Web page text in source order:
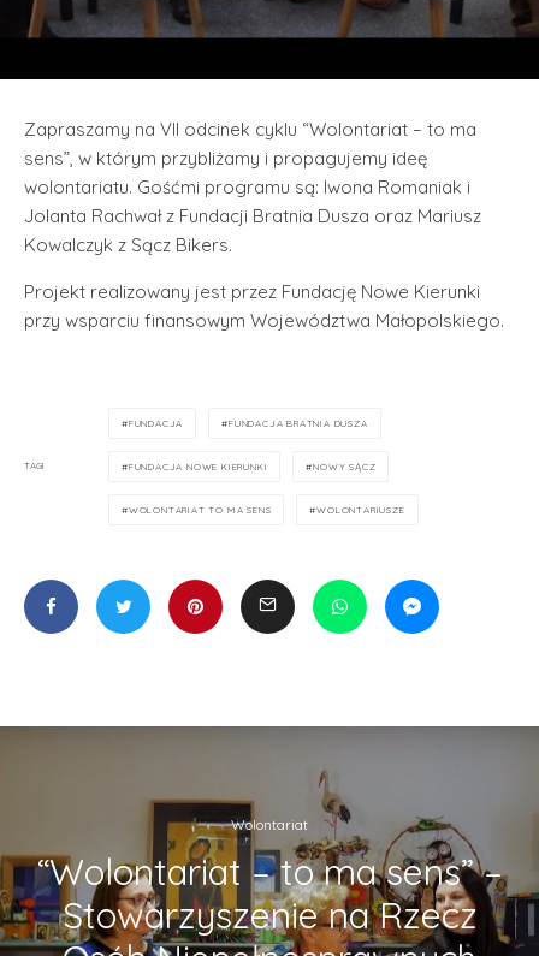
Zapraszamy na VII odcinek cyklu “Wolontariat – to ma
sens”, w którym przybliżamy i propagujemy ideę
wolontariatu. Gośćmi programu są: Iwona Romaniak i
Jolanta Rachwał z Fundacji Bratnia Dusza oraz Mariusz
Kowalczyk z Sącz Bikers.
Projekt realizowany jest przez Fundację Nowe Kierunki
przy wsparciu finansowym Województwa Małopolskiego.
TAGI
FUNDACJA FUNDACJA BRATNIA DUSZA
FUNDACJA NOWE KIERUNKI NOWY SĄCZ
WOLONTARIAT TO MA SENS WOLONTARIUSZE
Wolontariat
“Wolontariat – to ma sens” –
Stowarzyszenie na Rzecz